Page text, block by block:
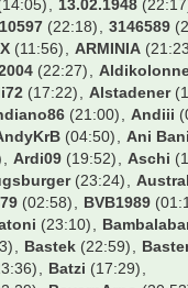
13.02.1948
(22:18) 3146589
(11:56) ARMINIA
(22:27)
(17:22) Alstadener
(21:00) Andiii
(04:50) Ani
Ardi09 (19:52) Aschi
(23:24)
(02:58) BVB1989
(23:10)
Bastek (22:59)
Batzi (17:29)